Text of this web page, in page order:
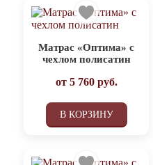
Матрас «Оптима» с
чехлом полисатин
от 5 760руб.
В КОРЗИНУ